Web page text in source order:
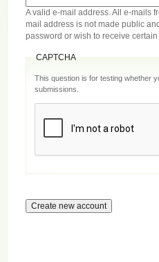
A valid e-mail address. All e-mails
mail address is not made public
password or wish to receive
CAPTCHA
This question is for testing whether
submissions.